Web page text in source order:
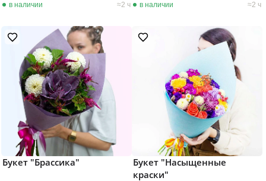
в наличии 2 ч в наличии 2 ч
Букет "Брассика"
Букет "Насыщенные
краски"